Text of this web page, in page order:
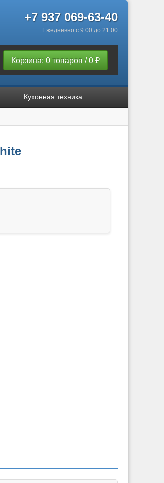
+7 937 069-63-40
Ежедневно с 9:00 до 21:00
Корзина: 0 товаров / 0 ₽
Кухонная техника